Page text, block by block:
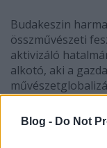
Blog - Do Not
Budakeszin
összművészeti
aktivizáló
alkotó, aki a
alakítja életét,
viszonyában a
csiszolódjon.